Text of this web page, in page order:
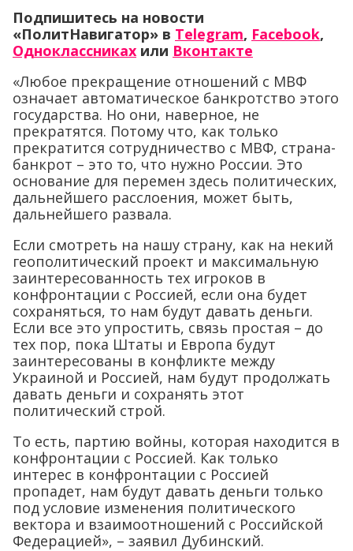
Подпишитесь на новости
«ПолитНавигатор» в Telegram, Facebook,
Одноклассниках или Вконтакте
«Любое прекращение отношений с МВФ
означает автоматическое банкротство этого
государства. Но они, наверное, не
прекратятся. Потому что, как только
прекратится сотрудничество с МВФ, страна-
банкрот – это то, что нужно России. Это
основание для перемен здесь политических,
дальнейшего расслоения, может быть,
дальнейшего развала.
Если смотреть на нашу страну, как на некий
геополитический проект и максимальную
заинтересованность тех игроков в
конфронтации с Россией, если она будет
сохраняться, то нам будут давать деньги.
Если все это упростить, связь простая – до
тех пор, пока Штаты и Европа будут
заинтересованы в конфликте между
Украиной и Россией, нам будут продолжать
давать деньги и сохранять этот
политический строй.
То есть, партию войны, которая находится в
конфронтации с Россией. Как только
интерес в конфронтации с Россией
пропадет, нам будут давать деньги только
под условие изменения политического
вектора и взаимоотношений с Российской
Федерацией», – заявил Дубинский.